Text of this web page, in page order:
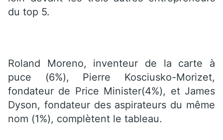
du top 5.
Roland Moreno, inventeur de la carte à
puce (6%), Pierre Kosciusko-Morizet,
fondateur de Price Minister(4%), et James
Dyson, fondateur des aspirateurs du même
nom (1%), complètent le tableau.